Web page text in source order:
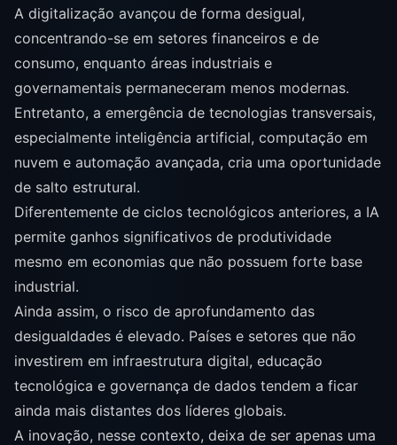
A digitalização avançou de forma desigual,
concentrando-se em setores financeiros e de
consumo, enquanto áreas industriais e
governamentais permaneceram menos modernas.
Entretanto, a emergência de tecnologias transversais,
especialmente inteligência artificial, computação em
nuvem e automação avançada, cria uma oportunidade
de salto estrutural.
Diferentemente de ciclos tecnológicos anteriores, a IA
permite ganhos significativos de produtividade
mesmo em economias que não possuem forte base
industrial.
Ainda assim, o risco de aprofundamento das
desigualdades é elevado. Países e setores que não
investirem em infraestrutura digital, educação
tecnológica e governança de dados tendem a ficar
ainda mais distantes dos líderes globais.
A inovação, nesse contexto, deixa de ser apenas uma